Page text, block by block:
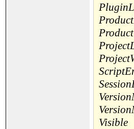
Visible